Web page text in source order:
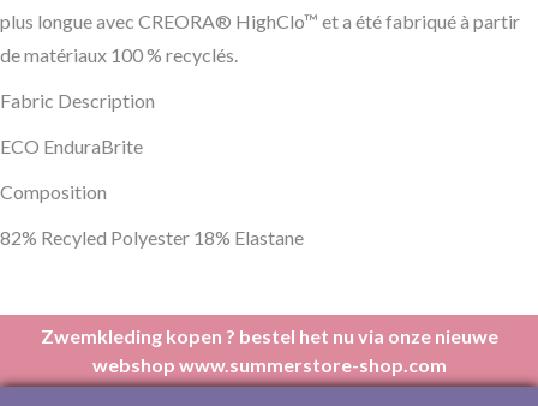
plus longue avec CREORA® HighClo™ et a été fabriqué à partir
de matériaux 100 % recyclés.
Fabric Description
ECO EnduraBrite
Composition
82% Recyled Polyester 18% Elastane
Zwemkleding kopen ? bestel het nu via onze nieuwe
webshop www.summerstore-shop.com